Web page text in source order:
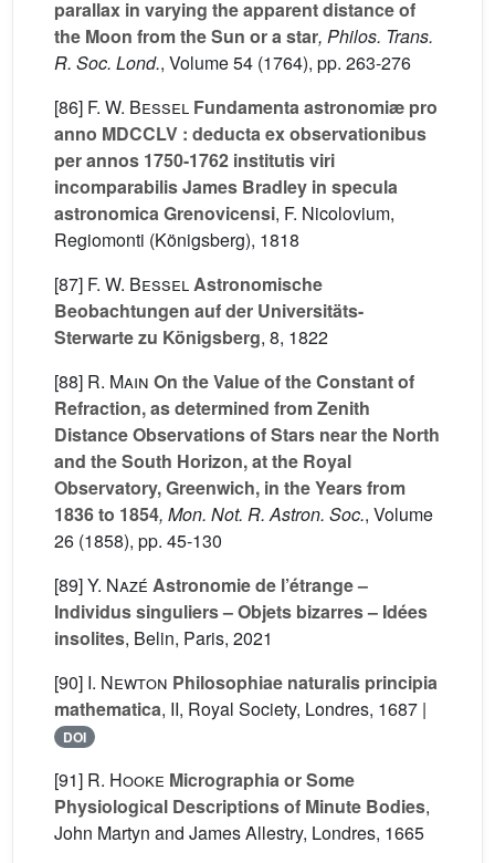
parallax in varying the apparent distance of
the Moon from the Sun or a star, Philos. Trans.
R. Soc. Lond., Volume 54 (1764), pp. 263-276
[86] F. W. Bessel Fundamenta astronomiæ pro
anno MDCCLV : deducta ex observationibus
per annos 1750-1762 institutis viri
incomparabilis James Bradley in specula
astronomica Grenovicensi, F. Nicolovium,
Regiomonti (Königsberg), 1818
[87] F. W. BesselAstronomische
Beobachtungen auf der Universitäts-
Sterwarte zu Königsberg, 8, 1822
[88] R. Main On the Value of the Constant of
Refraction, as determined from Zenith
Distance Observations of Stars near the North
and the South Horizon, at the Royal
Observatory, Greenwich, in the Years from
1836 to 1854, Mon. Not. R. Astron. Soc., Volume
26 (1858), pp. 45-130
[89]Y. Nazé Astronomie de l’étrange –
Individus singuliers – Objets bizarres – Idées
insolites, Belin, Paris, 2021
[90] I. Newton Philosophiae naturalis principia
mathematica, II, Royal Society, Londres, 1687 |
DOI
[91] R. Hooke Micrographia or Some
Physiological Descriptions of Minute Bodies,
John Martyn and James Allestry, Londres, 1665